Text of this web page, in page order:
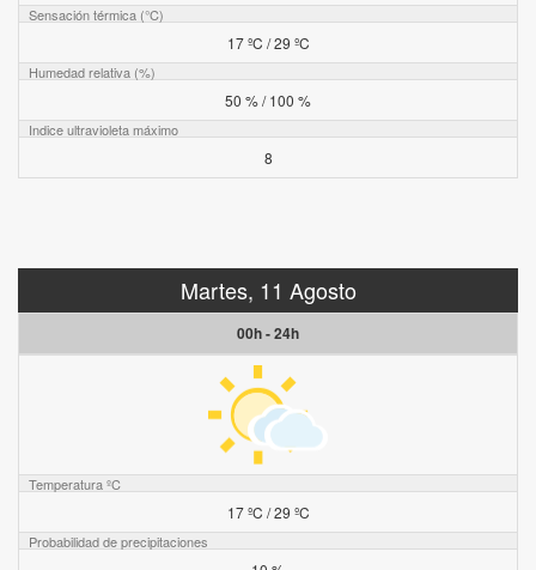
Sensación térmica (°C)
17 ºC / 29 ºC
Humedad relativa (%)
50 % / 100 %
Indice ultravioleta máximo
8
Martes, 11 Agosto
00h - 24h
Temperatura ºC
17 ºC / 29 ºC
Probabilidad de precipitaciones